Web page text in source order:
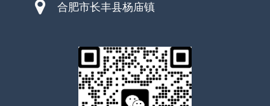
合肥市长丰县杨庙镇